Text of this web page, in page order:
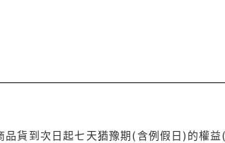
貨到次日起七天猶豫期(含例假日)的權